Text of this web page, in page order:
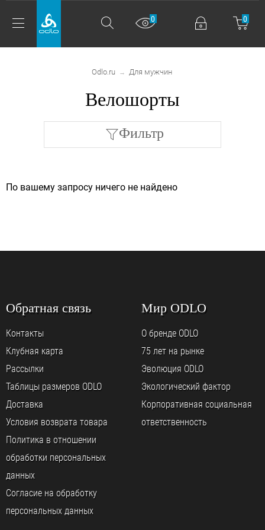
0
0
Odlo.ru → Для мужчин
Велошорты
Фильтр
По вашему запросу ничего не найдено
Обратная связь
Контакты
Клубная карта
Рассылки
Таблицы размеров ODLO
Доставка
Условия возврата товара
Политика в отношении
обработки персональных
данных
Согласие на обработку
персональных данных
Мир ODLO
О бренде ODLO
75 лет на рынке
Эволюция ODLO
Экологический фактор
Корпоративная социальная
ответственность